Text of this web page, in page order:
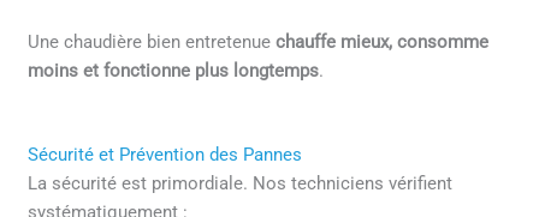
Une chaudière bien entretenuechauffe mieux, consomme
moins et fonctionne plus longtemps.
Sécurité et Prévention des Pannes
La sécurité est primordiale. Nos techniciens vérifient
systématiquement :